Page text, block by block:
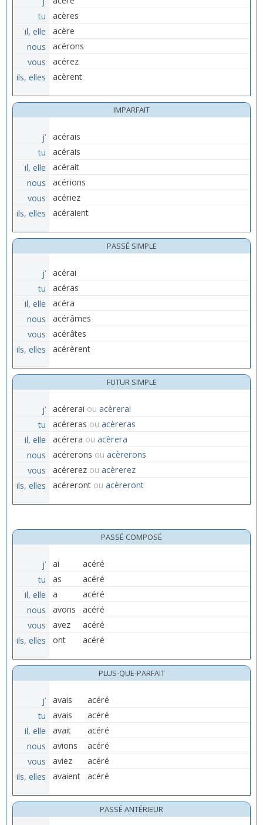
tu
acères
il, elle
acère
nous
acérons
vous
acérez
ils, elles
acèrent
IMPARFAIT
j’
acérais
tu
acérais
il, elle
acérait
nous
acérions
vous
acériez
ils, elles
acéraient
PASSÉ SIMPLE
j’
acérai
tu
acéras
il, elle
acéra
nous
acérâmes
vous
acérâtes
ils, elles
acérèrent
FUTUR SIMPLE
j’ acérerai ou acèrerai
tu
acéreras ou acèreras
il, elle
acérera ou acèrera
nous
acérerons ou acèrerons
vous
acérerez ou acèrerez
ils, elles
acéreront ou acèreront
PASSÉ COMPOSÉ
j’ ai
acéré
tu
as
acéré
il, elle
a
acéré
nous
avons
acéré
vous
avez
acéré
ils, elles
ont acéré
PLUS-QUE-PARFAIT
j’ avais
acéré
tu
avais
acéré
il, elle
avait
acéré
nous
avions
acéré
vous
aviez
acéré
ils, elles
avaient acéré
PASSÉ ANTÉRIEUR